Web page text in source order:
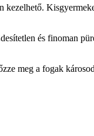
és finoman
meg a fogak